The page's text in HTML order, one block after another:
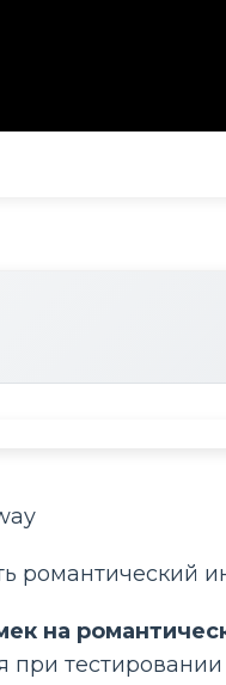
романтический
на
при